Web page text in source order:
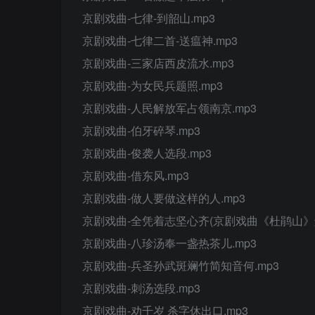
京剧戏曲-七律-到韶山.mp3
京剧戏曲-七律二首-送瘟神.mp3
京剧戏曲-三家店西皮流水.mp3
京剧戏曲-为女民兵题照.mp3
京剧戏曲-人民解放军占领南京.mp3
京剧戏曲-伯牙碎琴.mp3
京剧戏曲-俊袭人选段.mp3
京剧戏曲-借东风.mp3
京剧戏曲-做人要做这样的人.mp3
京剧戏曲-全凭着志坚心齐(京剧戏曲《杜鹃山
京剧戏曲-八珍汤奉一盏热茶儿.mp3
京剧戏曲-兵圣孙武斑斓竹简知音何.mp3
京剧戏曲-刺汤选段.mp3
京剧戏曲-劝千岁 杀字休出口.mp3